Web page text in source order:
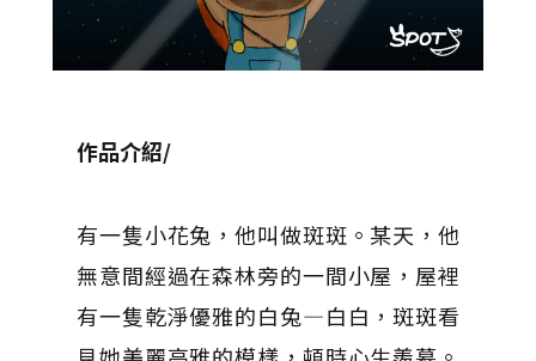
作品介紹/
有一隻小花兔，他叫做斑斑。某天，他
無意間經過在森林旁的一間小屋，屋裡
有一隻乾淨優雅的白兔—白白，斑斑看